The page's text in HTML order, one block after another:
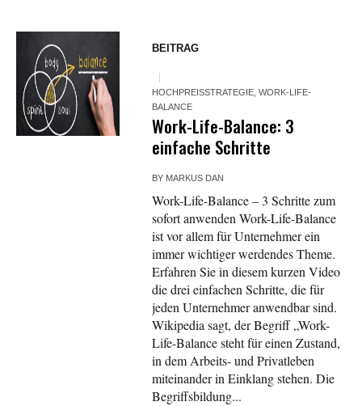
BEITRAG
HOCHPREISSTRATEGIE,WORK-LIFE-
BALANCE
Work-Life-Balance: 3
einfache Schritte
BY MARKUS DAN
Work-Life-Balance – 3 Schritte zum
sofort anwenden Work-Life-Balance
ist vor allem für Unternehmer ein
immer wichtiger werdendes Theme.
Erfahren Sie in diesem kurzen Video
die drei einfachen Schritte, die für
jeden Unternehmer anwendbar sind.
Wikipedia sagt, der Begriff „Work-
Life-Balance steht für einen Zustand,
in dem Arbeits- und Privatleben
miteinander in Einklang stehen. Die
Begriffsbildung...